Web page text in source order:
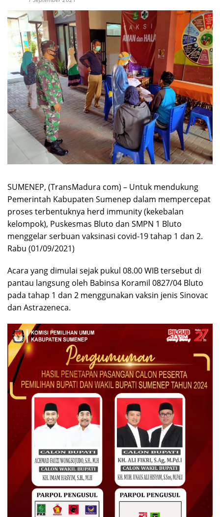
SUMENEP, (TransMadura com) – Untuk mendukung
Pemerintah Kabupaten Sumenep dalam mempercepat
proses terbentuknya herd immunity (kekebalan
kelompok), Puskesmas Bluto dan SMPN 1 Bluto
menggelar serbuan vaksinasi covid-19 tahap 1 dan 2.
Rabu (01/09/2021)
Acara yang dimulai sejak pukul 08.00 WIB tersebut di
pantau langsung oleh Babinsa Koramil 0827/04 Bluto
pada tahap 1 dan 2 menggunakan vaksin jenis Sinovac
dan Astrazeneca.